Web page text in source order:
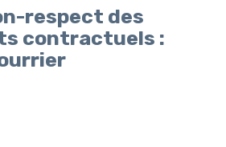
respect des
contractuels :